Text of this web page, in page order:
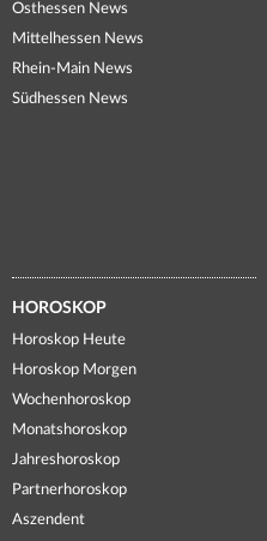
Osthessen News
Mittelhessen News
Rhein-Main News
Südhessen News
HOROSKOP
Horoskop Heute
Horoskop Morgen
Wochenhoroskop
Monatshoroskop
Jahreshoroskop
Partnerhoroskop
Aszendent